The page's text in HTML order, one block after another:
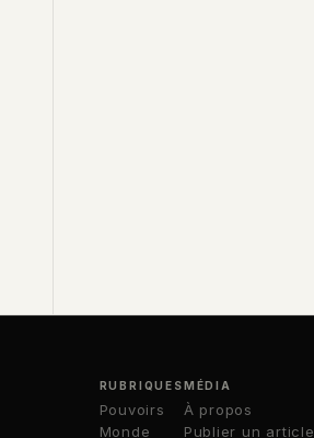
RUBRIQUES
Pouvoirs
Monde
MÉDIA
À propos
Publier un article